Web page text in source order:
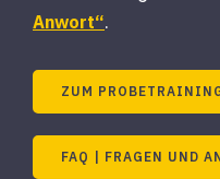
Anwort“.
ZUM
FAQ | FRAGEN UND